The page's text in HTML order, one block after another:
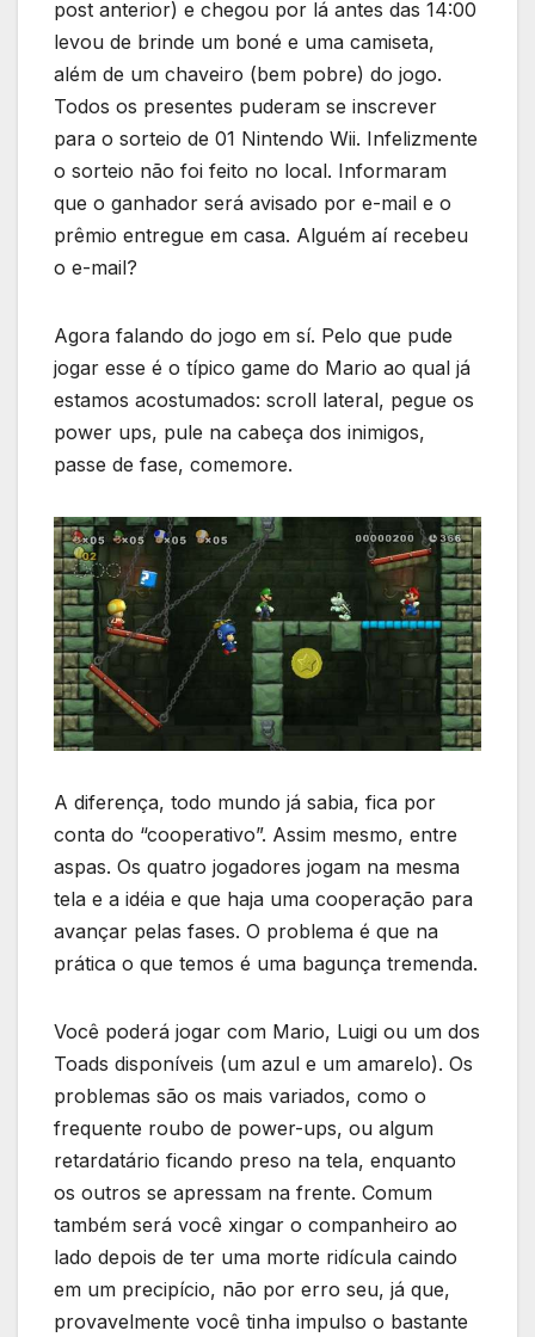
post anterior) e chegou por lá antes das 14:00
levou de brinde um boné e uma camiseta,
além de um chaveiro (bem pobre) do jogo.
Todos os presentes puderam se inscrever
para o sorteio de 01 Nintendo Wii. Infelizmente
o sorteio não foi feito no local. Informaram
que o ganhador será avisado por e-mail e o
prêmio entregue em casa. Alguém aí recebeu
o e-mail?
Agora falando do jogo em sí. Pelo que pude
jogar esse é o típico game do Mario ao qual já
estamos acostumados: scroll lateral, pegue os
power ups, pule na cabeça dos inimigos,
passe de fase, comemore.
A diferença, todo mundo já sabia, fica por
conta do “cooperativo”. Assim mesmo, entre
aspas. Os quatro jogadores jogam na mesma
tela e a idéia e que haja uma cooperação para
avançar pelas fases. O problema é que na
prática o que temos é uma bagunça tremenda.
Você poderá jogar com Mario, Luigi ou um dos
Toads disponíveis (um azul e um amarelo). Os
problemas são os mais variados, como o
frequente roubo de power-ups, ou algum
retardatário ficando preso na tela, enquanto
os outros se apressam na frente. Comum
também será você xingar o companheiro ao
lado depois de ter uma morte ridícula caindo
em um precipício, não por erro seu, já que,
provavelmente você tinha impulso o bastante